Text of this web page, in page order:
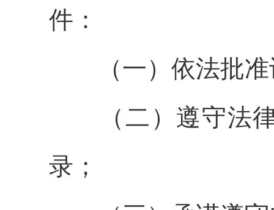
件：
（一） 依法批
（ 二 ） 遵守法
录 ；